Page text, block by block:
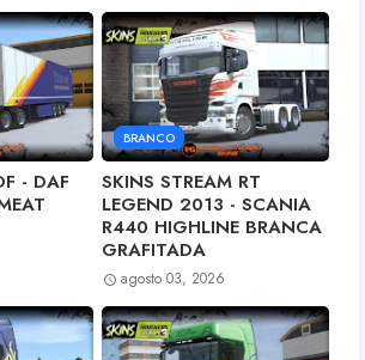
- DAF
BRANCO
SKINS STREAM RT
LEGEND 2013 - SCANIA
R440 HIGHLINE BRANCA
GRAFITADA
agosto 03, 2026